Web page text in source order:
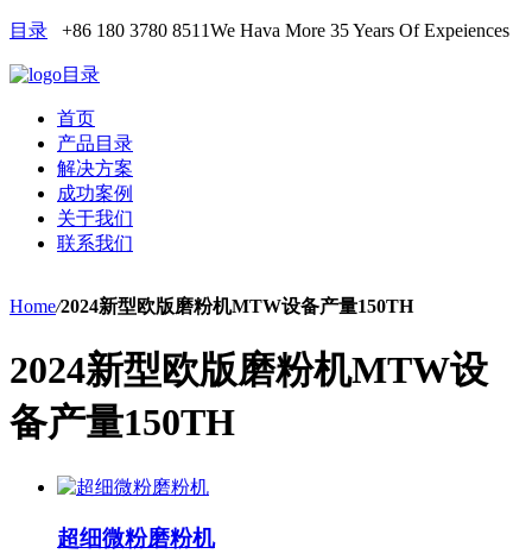
目录 +86 180 3780 8511We Hava More 35 Years Of Expeiences
目录
首页
产品目录
解决方案
成功案例
关于我们
联系我们
Home/2024新型欧版磨粉机MTW设备产量150TH
2024新型欧版磨粉机MTW设
备产量150TH
超细微粉磨粉机